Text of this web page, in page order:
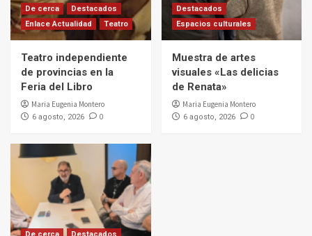
De cerca
Destacados
Enlace Actualidad
Teatro
Teatro independiente
de provincias en la
Feria del Libro
Maria Eugenia Montero
6 agosto, 2026 0
Destacados
Espacios culturales
Muestra de artes
visuales «Las delicias
de Renata»
Maria Eugenia Montero
6 agosto, 2026 0